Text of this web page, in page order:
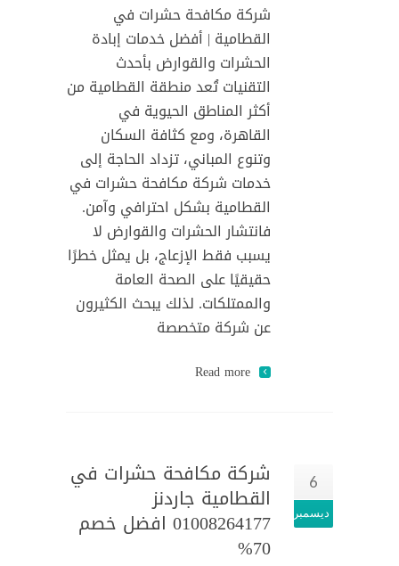
شركة مكافحة حشرات في
القطامية | أفضل خدمات إبادة
الحشرات والقوارض بأحدث
التقنيات تُعد منطقة القطامية من
أكثر المناطق الحيوية في
القاهرة، ومع كثافة السكان
وتنوع المباني، تزداد الحاجة إلى
خدمات شركة مكافحة حشرات في
القطامية بشكل احترافي وآمن.
فانتشار الحشرات والقوارض لا
يسبب فقط الإزعاج، بل يمثل خطرًا
حقيقيًا على الصحة العامة
والممتلكات. لذلك يبحث الكثيرون
عن شركة متخصصة
Read more
6
ديسمبر
شركة مكافحة حشرات في
القطامية جاردنز
01008264177 افضل خصم
70%